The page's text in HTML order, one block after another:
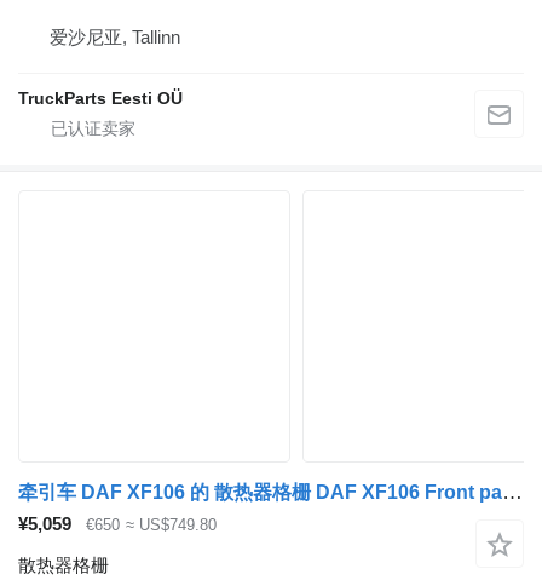
爱沙尼亚, Tallinn
TruckParts Eesti OÜ
牵引车 DAF XF106 的 散热器格栅 DAF XF106 Front panel 1892076
¥5,059 €650 ≈ US$749.80
散热器格栅